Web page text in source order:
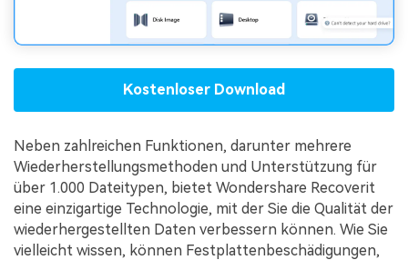
Kostenloser Download
Neben zahlreichen Funktionen, darunter mehrere
Wiederherstellungsmethoden und Unterstützung für
über 1.000 Dateitypen, bietet Wondershare Recoverit
eine einzigartige Technologie, mit der Sie die Qualität der
wiederhergestellten Daten verbessern können. Wie Sie
vielleicht wissen, können Festplattenbeschädigungen,